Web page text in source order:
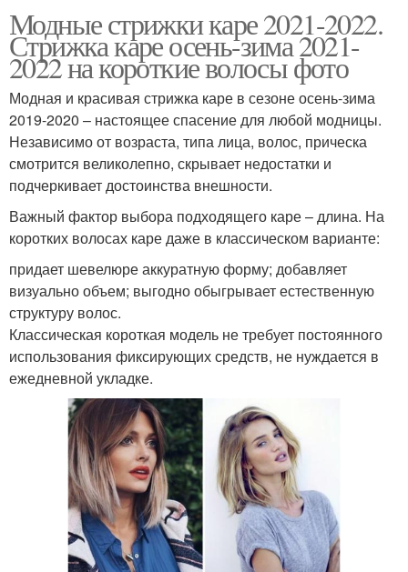
Модные стрижки каре 2021-2022.
Стрижка каре осень-зима 2021-
2022 на короткие волосы фото
Модная и красивая стрижка каре в сезоне осень-зима
2019-2020 – настоящее спасение для любой модницы.
Независимо от возраста, типа лица, волос, прическа
смотрится великолепно, скрывает недостатки и
подчеркивает достоинства внешности.
Важный фактор выбора подходящего каре – длина. На
коротких волосах каре даже в классическом варианте:
придает шевелюре аккуратную форму; добавляет
визуально объем; выгодно обыгрывает естественную
структуру волос.
Классическая короткая модель не требует постоянного
использования фиксирующих средств, не нуждается в
ежедневной укладке.